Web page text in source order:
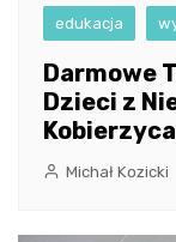
edukacja
Darmowe
Dzieci z
Michał Kozicki